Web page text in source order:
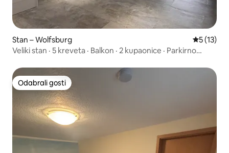
Stan – Wolfsburg Prosječna
5 (13)
Veliki stan · 5 kreveta · Balkon · 2 kupaonice · Parkirno
Odabrali gosti
Odabrali gosti